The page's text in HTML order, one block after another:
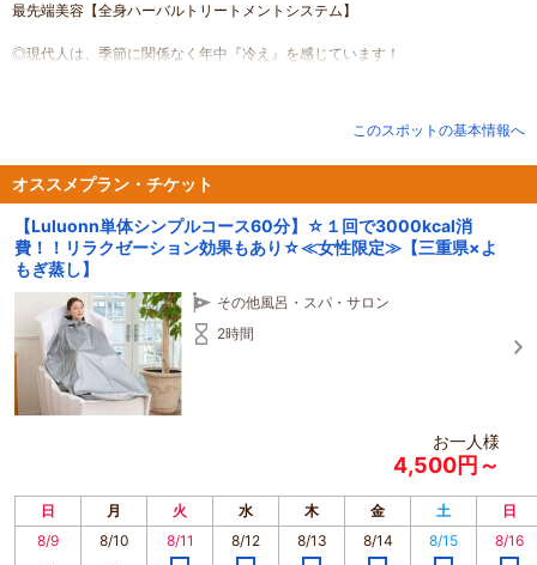
最先端美容【全身ハーバルトリートメントシステム】
◎現代人は、季節に関係なく年中『冷え』を感じています！
その「冷え」を改善する方法の一つが『Luluoonルルオン』☆現代版よもぎ蒸
し☆
医薬部外品の認可を得た「ハーブ」を水素水で煮出す。
★★温めて→出して→入れる★★
温め、溜まった老廃物を壊して外へ出す。そして、良いハーブを入れる。
この手順により、全身の古い角質を和らげ、脂肪燃焼を促進させ、
より健康的な理想の美肌とプロポーション、身体へと導きます！
＊＊こんな方におすすめ＊＊
・痩せにくい
・冷えやむくみが気になる
・便秘がち
・肩こりや腰痛が辛い
・体質改善したい
・女性特有のお悩みがある
・赤ちゃんが欲しい
このスポットの基本情報へ
オススメプラン・チケット
【Luluonn単体シンプルコース60分】☆１回で3000kcal消
費！！リラクゼーション効果もあり☆≪女性限定≫【三重県×よ
もぎ蒸し】
その他風呂・スパ・サロン
2時間
お一人様
4,500円～
日 月 火 水 木 金 土
日
8/9
8/10 8/11 8/12 8/13 8/14 8/15 8/16